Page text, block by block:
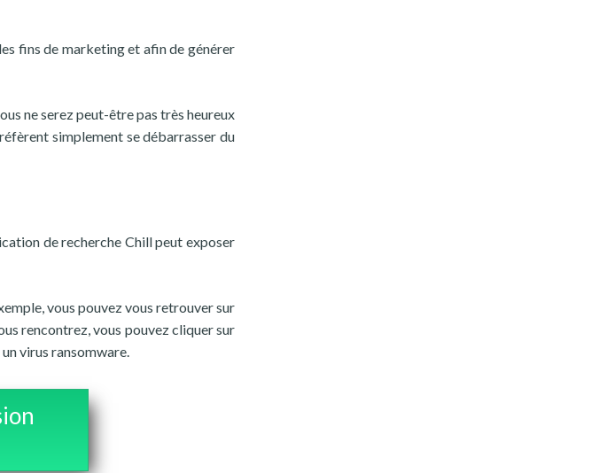
fins de marketing et afin de générer
ne serez peut-être pas très heureux
simplement se débarrasser du
de recherche Chill peut exposer
vous pouvez vous retrouver sur
rencontrez, vous pouvez cliquer sur
virus ransomware.